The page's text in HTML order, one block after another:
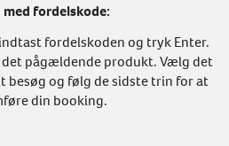
med fordelskode:
fordelskoden og tryk Enter.
det pågældende produkt. Vælg det
besøg og følg de sidste trin for at
din booking.